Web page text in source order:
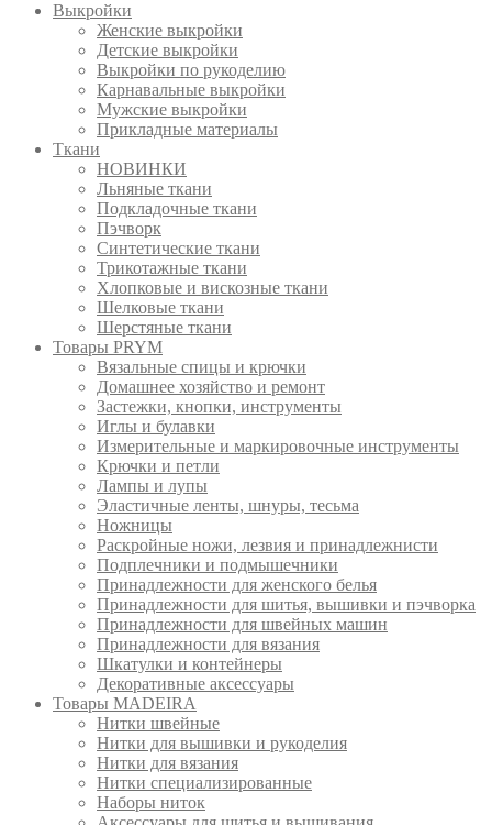
Выкройки
Женские выкройки
Детские выкройки
Выкройки по рукоделию
Карнавальные выкройки
Мужские выкройки
Прикладные материалы
Ткани
НОВИНКИ
Льняные ткани
Подкладочные ткани
Пэчворк
Синтетические ткани
Трикотажные ткани
Хлопковые и вискозные ткани
Шелковые ткани
Шерстяные ткани
Товары PRYM
Вязальные спицы и крючки
Домашнее хозяйство и ремонт
Застежки, кнопки, инструменты
Иглы и булавки
Измерительные и маркировочные инструменты
Крючки и петли
Лампы и лупы
Эластичные ленты, шнуры, тесьма
Ножницы
Раскройные ножи, лезвия и принадлежнисти
Подплечники и подмышечники
Принадлежности для женского белья
Принадлежности для шитья, вышивки и пэчворка
Принадлежности для швейных машин
Принадлежности для вязания
Шкатулки и контейнеры
Декоративные аксессуары
Товары MADEIRA
Нитки швейные
Нитки для вышивки и рукоделия
Нитки для вязания
Нитки специализированные
Наборы ниток